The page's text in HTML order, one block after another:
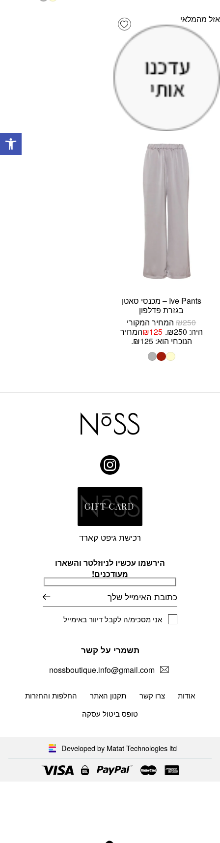
Add wishlist אזל מהמלאי
Ive Pants – מכנסי סאטן
בגזרת פדלפון
₪250
המחיר המקורי
היה: ₪250.
₪125
המחיר
הנוכחי הוא: ₪125.
הירשמו עכשיו לניוזלטר והשארו
מעודכנים!
אני מסכימ/ה לקבל דיוור באימייל
אודות צרו קשר תקנון האתר
החלפות והחזרות
טופס ביטול עסקה
תשמרי על קשר
nossboutique.info@gmail.com
רכישת גיפט קארד
Developed by Matat Technologies ltd